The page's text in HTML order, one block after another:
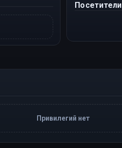
Привилегий нет